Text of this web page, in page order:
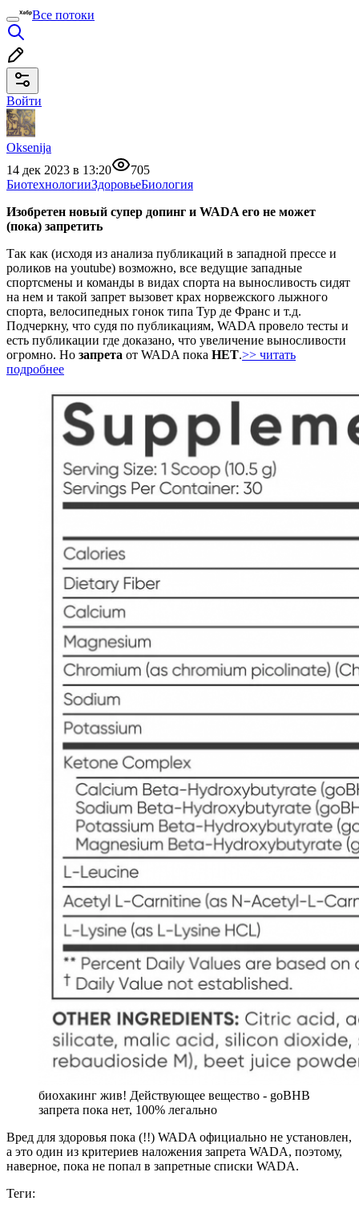
Все потоки
Войти
Oksenija
14 дек 2023 в 13:20
705
БиотехнологииЗдоровьеБиология
Изобретен новый супер допинг и WADA его не может
(пока) запретить
Так как (исходя из анализа публикаций в западной прессе и
роликов на youtube) возможно, все ведущие западные
спортсмены и команды в видах спорта на выносливость сидят
на нем и такой запрет вызовет крах норвежского лыжного
спорта, велосипедных гонок типа Тур де Франс и т.д.
Подчеркну, что судя по публикациям, WADA провело тесты и
есть публикации где доказано, что увеличение выносливости
огромно. Но запрета от WADA пока НЕТ.>> читать
подробнее
биохакинг жив! Действующее вещество - goBHB
запрета пока нет, 100% легально
Вред для здоровья пока (!!) WADA официально не установлен,
а это один из критериев наложения запрета WADA, поэтому,
наверное, пока не попал в запретные списки WADA.
Теги: